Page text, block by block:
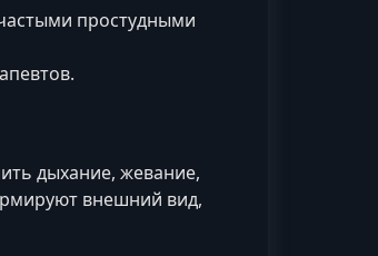
простудными
дыхание, жевание,
внешний вид,